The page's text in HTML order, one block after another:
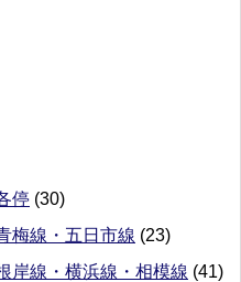
停 (30)
梅線・五日市線 (23)
岸線・横浜線・相模線 (41)